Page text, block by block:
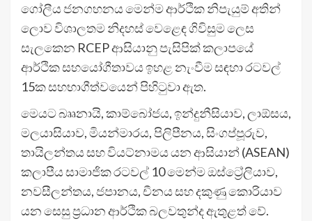
ගෝලීය ජනගහනය මෙන්ම ආර්ථික නිපැයුම් අතින්
ලොව විශාලතම නිදහස් වෙළෙඳ ගිවිසුම ලෙස
සැලකෙන RCEP ආසියානු පැසිපික් කලාපයේ
ආර්ථික සහයෝගීතාවය ඉහළ නැංවීම සඳහා රටවල්
15ක සහභාගීත්වයෙන් පිහිටුවා ඇත.
මෙයට බෲනායි, කාම්බෝජය, ඉන්දුනීසියාව, ලාඕසය,
මලයාසියාව, මියන්මාරය, පිලිපීනය, සිංගප්පූරුව,
තායිලන්තය සහ වියට්නාමය යන ආසියාන් (ASEAN)
කලාපීය සාමාජික රටවල් 10 මෙන්ම ඔස්ට්‍රේලියාව,
නවසීලන්තය, ජපානය, චීනය සහ දකුණු කොරියාව
යන සෙසු ප්‍රධාන ආර්ථික බලවතුන්ද ඇතුළත් වේ.